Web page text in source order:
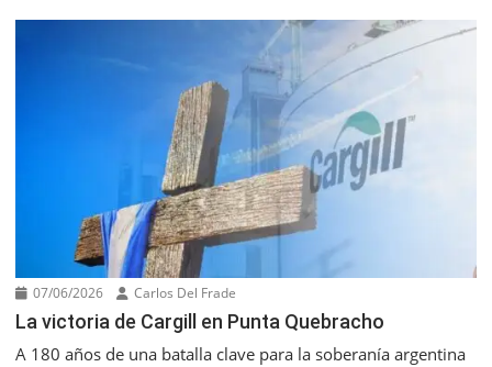
07/06/2026 Carlos Del Frade
La victoria de Cargill en Punta Quebracho
A 180 años de una batalla clave para la soberanía argentina